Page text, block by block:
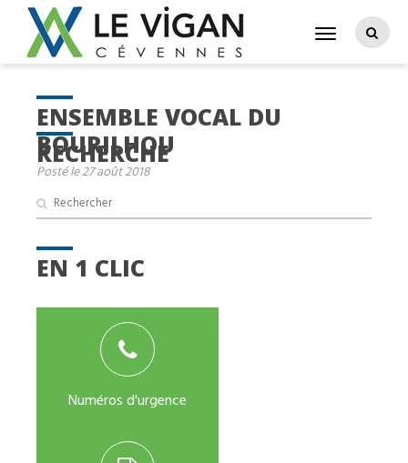
RECHERCHE
EN 1 CLIC
Numéros d'urgence
ENSEMBLE VOCAL DU
BOURILHOU
Posté le 27 août 2018